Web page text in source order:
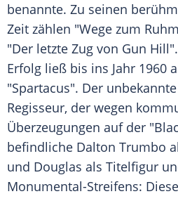
benannte. Zu seinen
Zeit zählen "Wege zum
"Der letzte Zug von Gun
Erfolg ließ bis ins Jahr 1960
"Spartacus". Der unbekannte
Regisseur, der wegen
Überzeugungen auf der
befindliche Dalton Trumbo
und Douglas als Titelfigur
Monumental-Streifens: